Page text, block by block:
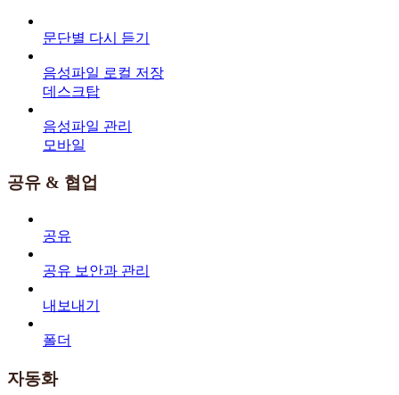
문단별 다시 듣기
음성파일 로컬 저장
데스크탑
음성파일 관리
모바일
공유 & 협업
공유
공유 보안과 관리
내보내기
폴더
자동화